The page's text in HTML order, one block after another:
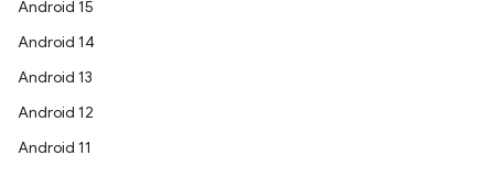
Android 15
Android 14
Android 13
Android 12
Android 11